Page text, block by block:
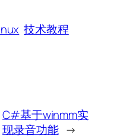
技术教程
C#基于winmm实
现录音功能 →